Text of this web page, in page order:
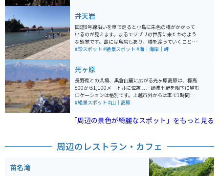
弁天岩
国道8号線沿いを車で走ると小島に朱色の橋がかかって
いるのが見えます。まるでジブリの世界に来たかのよう
な感覚です。島には鳥居もあり、橋を渡っていくことが
できます。上まで登ると海を一望でき、とても綺麗で
#珍スポット #絶景スポット #海｜海岸｜岬
光ヶ原
長野県との県境、黒倉山麓に広がる光ヶ原高原は、標高
800から1,100メートルに位置し、頸城平野を眼下に望む
ロケーションは格別です。上越市外からは車で1時間弱で
到着します。 天気の良い日は、遠くに佐渡、能登半島を
むことができます。山の中にあるので、曇りの日は霧で
景色を楽しめない可能性があります。冬季閉鎖期間も長
#絶景スポット #山｜高原
「周辺の景色が綺麗なスポット」をもっと見る
周辺のレストラン・カフェ
苗名滝